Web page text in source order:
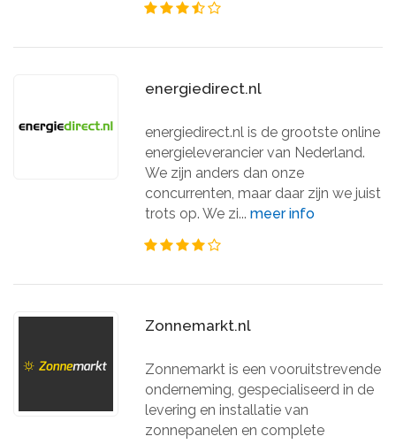
energiedirect.nl
energiedirect.nl is de grootste online
energieleverancier van Nederland.
We zijn anders dan onze
concurrenten, maar daar zijn we juist
trots op. We zi...meer info
Zonnemarkt.nl
Zonnemarkt is een vooruitstrevende
onderneming, gespecialiseerd in de
levering en installatie van
zonnepanelen en complete